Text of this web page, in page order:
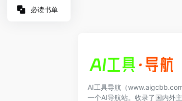
必读书单
AI工具导航（
一个AI导航站。收录了国内外